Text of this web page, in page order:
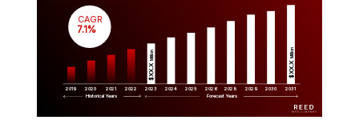
2019 2020 2021 2022 2023 2024 2025 2026 2028 2029 2030 2031
$XX.X
Million
$XX.X
Million
CAGR
7.1%
Historical Years Forecast Years